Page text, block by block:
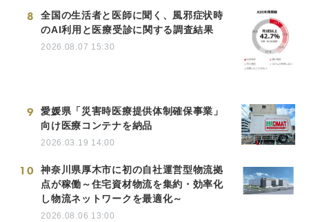
8
全国の生活者と医師に聞く、風邪症状時
のAI利用と医療受診に関する調査結果
2026.08.07 15:30
9
愛媛県「災害時医療提供体制確保事業」
向け医療コンテナを納品
2026.03.19 14:00
10
神奈川県厚木市に初の自社運営型物流拠
点が稼働～住宅資材物流を集約・効率化
し物流ネットワークを最適化～
2026.08.06 13:00